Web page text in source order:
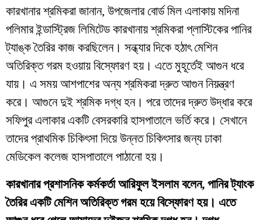
কারখানার শ্রমিকরা জানান, উপজেলার বোর্ড মিল এলাকায় মদিনা
পলিমার ইন্ডাস্ট্রিজ লিমিটেড কারখানায় শ্রমিকরা প্লাস্টিকের পানির
ট্যাঙ্ক তৈরির কাজ করছিলেন। সন্ধ্যার দিকে হঠাৎ মেশিন
অতিরিক্ত গরম হওয়ায় বিস্ফোরণ হয়। এতে মুহূর্তেই আগুন ধরে
যায়। এ সময় আশপাশের অন্য শ্রমিকরা দ্রুত আগুন নিয়ন্ত্রণ
করে। আগুনে দুই শ্রমিক দগ্ধ হন। পরে তাদের দ্রুত উদ্ধার করে
সফিপুর এলাকার একটি বেসরকারি হাসপাতালে ভর্তি করে। সেখানে
তাদের প্রাথমিক চিকিৎসা দিয়ে উন্নত চিকিৎসার জন্য ঢাকা
মেডিকেল কলেজ হাসপাতালে পাঠানো হয়।
কারখানার প্রশাসনিক কর্মকর্তা আরিফুল ইসলাম বলেন, পানির ট্যাংক
তৈরির একটি মেশিন অতিরিক্ত গরম হয়ে বিস্ফোরণ হয়। এতে